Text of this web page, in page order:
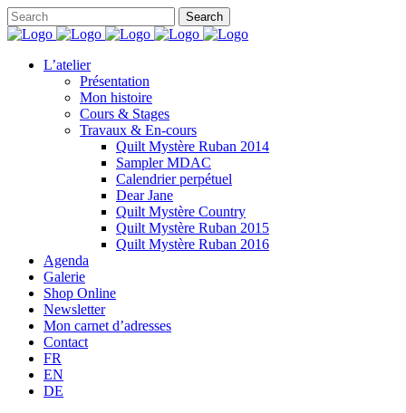
L’atelier
Présentation
Mon histoire
Cours & Stages
Travaux & En-cours
Quilt Mystère Ruban 2014
Sampler MDAC
Calendrier perpétuel
Dear Jane
Quilt Mystère Country
Quilt Mystère Ruban 2015
Quilt Mystère Ruban 2016
Agenda
Galerie
Shop Online
Newsletter
Mon carnet d’adresses
Contact
FR
EN
DE